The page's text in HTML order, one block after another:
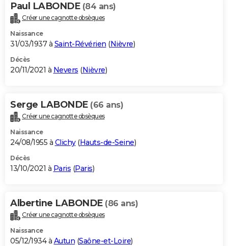
Paul LABONDE (84 ans)
Créer une cagnotte obsèques
Naissance
31/03/1937 à Saint-Révérien (Nièvre)
Décès
20/11/2021 à Nevers (Nièvre)
Serge LABONDE (66 ans)
Créer une cagnotte obsèques
Naissance
24/08/1955 à Clichy(Hauts-de-Seine)
Décès
13/10/2021 à Paris (Paris)
Albertine LABONDE (86 ans)
Créer une cagnotte obsèques
Naissance
05/12/1934 à Autun (Saône-et-Loire)